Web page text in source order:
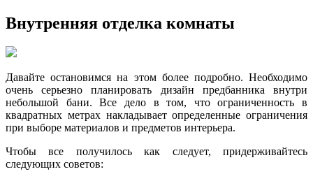
Внутренняя отделка комнаты
Давайте остановимся на этом более подробно. Необходимо
очень серьезно планировать дизайн предбанника внутри
небольшой бани. Все дело в том, что ограниченность в
квадратных метрах накладывает определенные ограничения
при выборе материалов и предметов интерьера.
Чтобы все получилось как следует, придерживайтесь
следующих советов: